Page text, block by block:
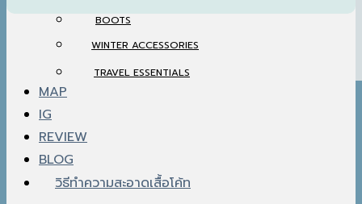
BOOTS
WINTER ACCESSORIES
TRAVEL ESSENTIALS
MAP
IG
REVIEW
BLOG
วิธีทำความสะอาดเสื้อโค้ท